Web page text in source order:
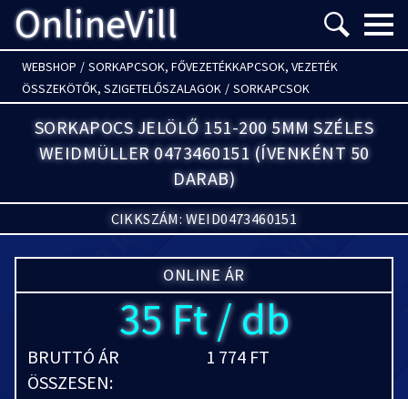
OnlineVill Menü
WEBSHOP / SORKAPCSOK, FŐVEZETÉKKAPCSOK, VEZETÉK
ÖSSZEKÖTŐK, SZIGETELŐSZALAGOK / SORKAPCSOK
SORKAPOCS JELÖLŐ 151-200 5MM SZÉLES
WEIDMÜLLER 0473460151 (ÍVENKÉNT 50
DARAB)
CIKKSZÁM: WEID0473460151
ONLINE ÁR
35 Ft / db
BRUTTÓ ÁR
ÖSSZESEN:
1 774 FT